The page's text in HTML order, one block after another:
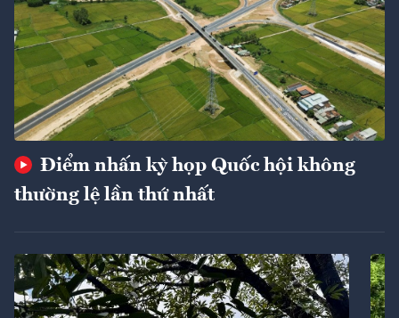
Điểm nhấn kỳ họp Quốc hội không
thường lệ lần thứ nhất